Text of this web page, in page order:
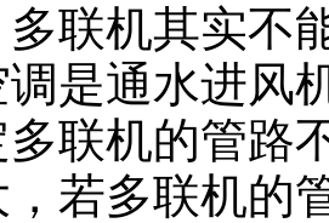
多联机其实不
是通水进风
多联机的管路
若多联机的